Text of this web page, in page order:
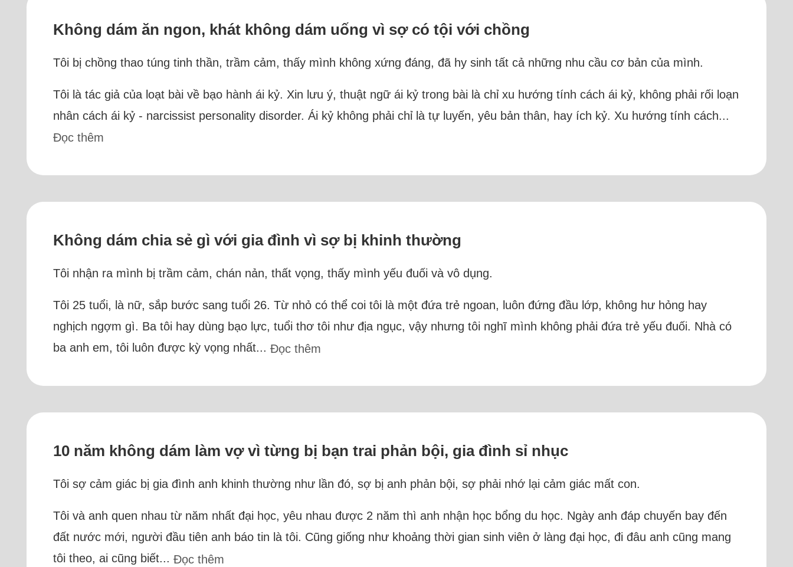
Không dám ăn ngon, khát không dám uống vì sợ có tội với chồng
Tôi bị chồng thao túng tinh thần, trầm cảm, thấy mình không xứng đáng, đã hy sinh tất cả những nhu cầu cơ bản của mình.
Tôi là tác giả của loạt bài về bạo hành ái kỷ. Xin lưu ý, thuật ngữ ái kỷ trong bài là chỉ xu hướng tính cách ái kỷ, không phải rối loạn
nhân cách ái kỷ - narcissist personality disorder. Ái kỷ không phải chỉ là tự luyến, yêu bản thân, hay ích kỷ. Xu hướng tính cách...
Đọc thêm
Không dám chia sẻ gì với gia đình vì sợ bị khinh thường
Tôi nhận ra mình bị trầm cảm, chán nản, thất vọng, thấy mình yếu đuối và vô dụng.
Tôi 25 tuổi, là nữ, sắp bước sang tuổi 26. Từ nhỏ có thể coi tôi là một đứa trẻ ngoan, luôn đứng đầu lớp, không hư hỏng hay
nghịch ngợm gì. Ba tôi hay dùng bạo lực, tuổi thơ tôi như địa ngục, vậy nhưng tôi nghĩ mình không phải đứa trẻ yếu đuối. Nhà có
ba anh em, tôi luôn được kỳ vọng nhất...Đọc thêm
10 năm không dám làm vợ vì từng bị bạn trai phản bội, gia đình sỉ nhục
Tôi sợ cảm giác bị gia đình anh khinh thường như lần đó, sợ bị anh phản bội, sợ phải nhớ lại cảm giác mất con.
Tôi và anh quen nhau từ năm nhất đại học, yêu nhau được 2 năm thì anh nhận học bổng du học. Ngày anh đáp chuyến bay đến
đất nước mới, người đầu tiên anh báo tin là tôi. Cũng giống như khoảng thời gian sinh viên ở làng đại học, đi đâu anh cũng mang
tôi theo, ai cũng biết...Đọc thêm